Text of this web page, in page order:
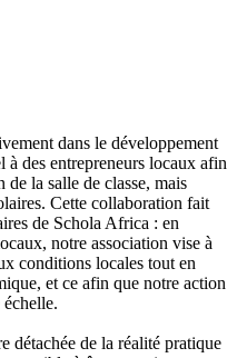
dans le développement
à des entrepreneurs locaux afin
de la salle de classe, mais
Cette collaboration fait
de Schola Africa : en
notre association vise à
conditions locales tout en
et ce afin que notre action
détachée de la réalité pratique